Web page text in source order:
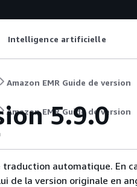
Intelligence artificielle
Amazon EMR Guide de version
Amazon EMR Guide de version
5.9.0
automatique. En
de la version originale en